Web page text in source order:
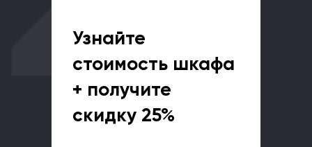
Узнайте
стоимость шкафа
+ получите
скидку 25%